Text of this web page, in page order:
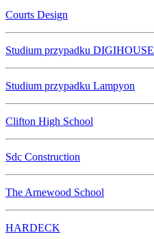
Courts Design
Studium przypadku DIGIHOUSE
Studium przypadku Lampyon
Clifton High School
Sdc Construction
The Arnewood School
HARDECK